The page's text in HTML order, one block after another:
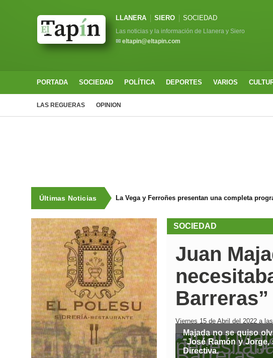
LLANERA SIERO SOCIEDAD
Las noticias y la información de Llanera y Siero
✉ eltapin@eltapin.com
PORTADA SOCIEDAD POLÍTICA DEPORTES VARIOS
LAS REGUERAS OPINION
Últimas Noticias La Vega y Ferroñes presentan una completa
SOCIEDAD
Juan
Barreras”
Viernes 15 de Abril del 2022 a
Majada no se quiso
“José Ramón y
Directiva.